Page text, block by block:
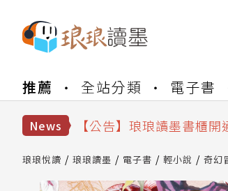
推薦 全站分類 電子書
News
【公告】琅琅讀墨數位
【公告】琅琅讀墨 3 分
【公告】琅琅讀墨數位閱
琅琅悅讀 琅琅讀墨 電子書 輕小說 奇幻